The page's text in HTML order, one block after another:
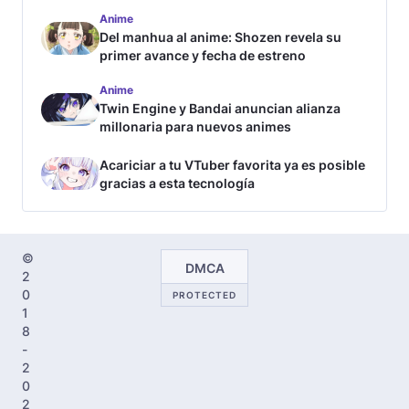
Anime
Del manhua al anime: Shozen revela su
primer avance y fecha de estreno
Anime
Twin Engine y Bandai anuncian alianza
millonaria para nuevos animes
Acariciar a tu VTuber favorita ya es posible
gracias a esta tecnología
©
2
0
1
8
-
2
0
2
DMCA
PROTECTED